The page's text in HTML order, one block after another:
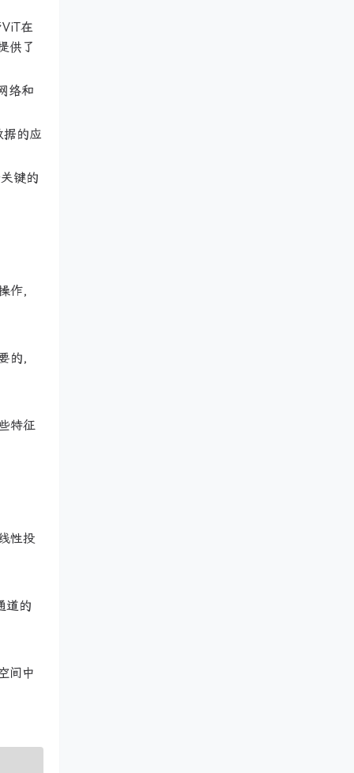
在
供了
络和
据的应
键的
作，
的，
特征
性投
道的
间中